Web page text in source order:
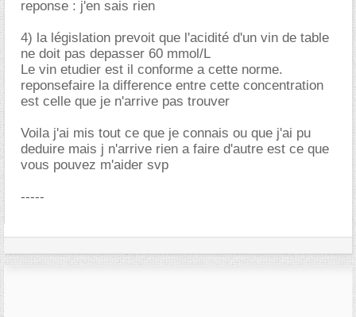
reponse : j'en sais rien
4) la législation prevoit que l'acidité d'un vin de table
ne doit pas depasser 60 mmol/L
Le vin etudier est il conforme a cette norme.
reponsefaire la difference entre cette concentration
est celle que je n'arrive pas trouver
Voila j'ai mis tout ce que je connais ou que j'ai pu
deduire mais j n'arrive rien a faire d'autre est ce que
vous pouvez m'aider svp
-----